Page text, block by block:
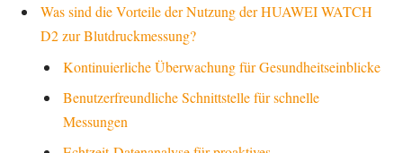
Was sind die Vorteile der Nutzung der HUAWEI WATCH
D2 zur Blutdruckmessung?
Kontinuierliche Überwachung für Gesundheitseinblicke
Benutzerfreundliche Schnittstelle für schnelle
Messungen